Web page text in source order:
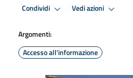
Condividi Vedi azioni
Argomenti:
Accesso all'informazione